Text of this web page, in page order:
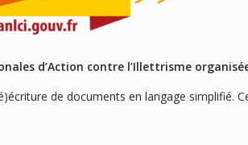
d’Action contre l’Illettrisme
de documents en langage simplifié.